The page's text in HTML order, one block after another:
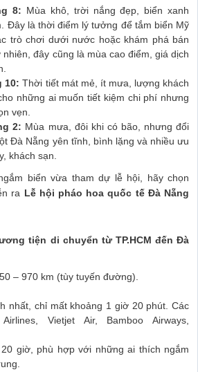
8: Mùa khô, trời nắng đẹp, biển xanh
Đây là thời điểm lý tưởng để tắm biển Mỹ
trò chơi dưới nước hoặc khám phá bán
nhiên, đây cũng là mùa cao điểm, giá dịch
10: Thời tiết mát mẻ, ít mưa, lượng khách
những ai muốn tiết kiệm chi phí nhưng
vẹn.
2: Mùa mưa, đôi khi có bão, nhưng đổi
Đà Nẵng yên tĩnh, bình lặng và nhiều ưu
khách sạn.
biển vừa tham dự lễ hội, hãy chọn
ra Lễ hội pháo hoa quốc tế Đà Nẵng
tiện di chuyển từ TP.HCM đến Đà
– 970 km (tùy tuyến đường).
nhất, chỉ mất khoảng 1 giờ 20 phút. Các
Vietjet Air, Bamboo Airways,
giờ, phù hợp với những ai thích ngắm